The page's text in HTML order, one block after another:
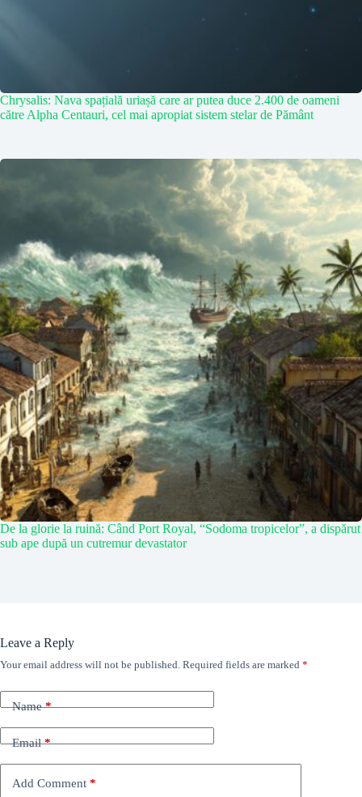
Chrysalis: Nava spațială uriașă care ar putea duce 2.400 de oameni
către Alpha Centauri, cel mai apropiat sistem stelar de Pământ
De la glorie la ruină: Când Port Royal, “Sodoma tropicelor”, a dispărut
sub ape după un cutremur devastator
Leave a Reply
Your email address will not be published. Required fields are marked *
Name*
Email*
Add Comment *